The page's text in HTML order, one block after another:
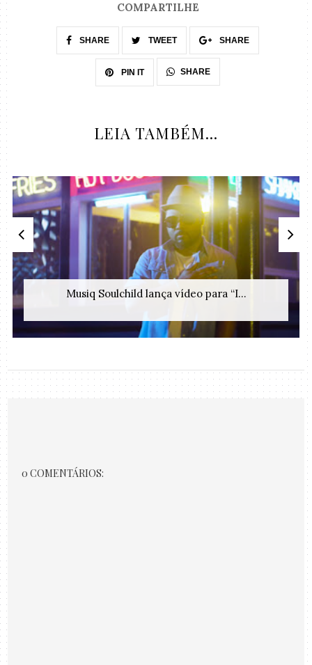
COMPARTILHE
SHARE TWEET SHARE
PIN IT SHARE
LEIA TAMBÉM...
Musiq Soulchild lança vídeo para “I...
0 COMENTÁRIOS: